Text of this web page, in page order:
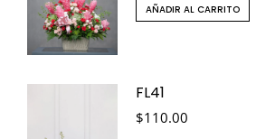
AÑADIR AL CARRITO
FL41
$110.00